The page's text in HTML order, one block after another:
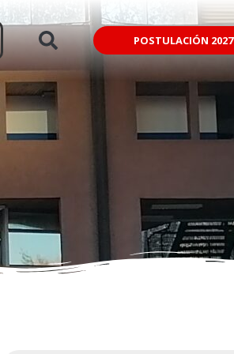
POSTULACIÓN 2027